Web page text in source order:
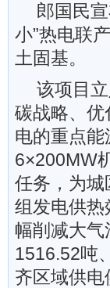
郎国民
小”热电联
土固基。
该项目
碳战略、
电的重点
6×200MW
任务，为
组发电供
幅削减大
1516.52吨
齐区域供